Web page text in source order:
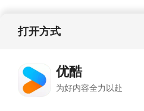
打开方式
优酷
为好内容全力以赴